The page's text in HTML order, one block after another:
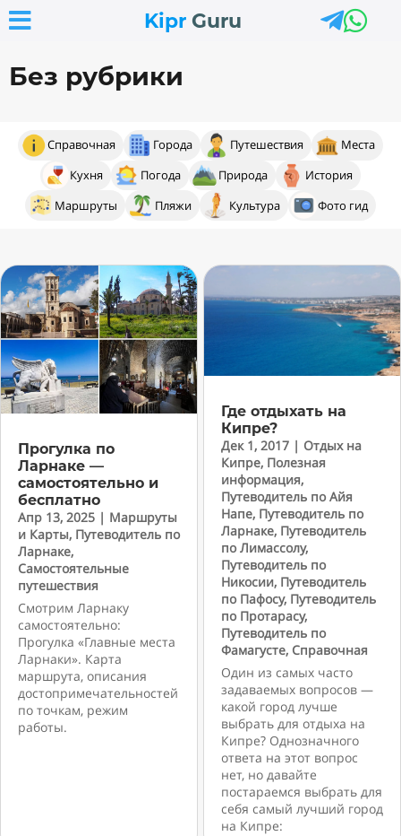
Kipr Guru
 
Без рубрики
Справочная Города Путешествия
Места
Кухня
Погода Природа
История
Маршруты
Пляжи Культура Фото гид
Прогулка по
Ларнаке —
самостоятельно и
бесплатно
Апр 13, 2025 | Маршруты
и Карты, Путеводитель по
Ларнаке,
Самостоятельные
путешествия
Смотрим Ларнаку
самостоятельно:
Прогулка «Главные места
Ларнаки». Карта
маршрута, описания
достопримечательностей
по точкам, режим
работы.
Где отдыхать на
Кипре?
Дек 1, 2017 | Отдых на
Кипре, Полезная
информация,
Путеводитель по Айя
Напе, Путеводитель по
Ларнаке, Путеводитель
по Лимассолу,
Путеводитель по
Никосии, Путеводитель
по Пафосу, Путеводитель
по Протарасу,
Путеводитель по
Фамагусте, Справочная
Один из самых часто
задаваемых вопросов —
какой город лучше
выбрать для отдыха на
Кипре? Однозначного
ответа на этот вопрос
нет, но давайте
постараемся выбрать для
себя самый лучший город
на Кипре: